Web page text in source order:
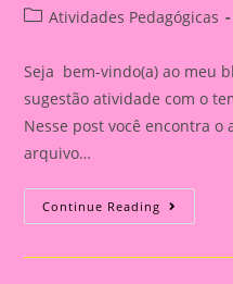
author:
PostAtividades Pedagógicas
Seja bem-vindo(a) ao meu
sugestão atividade com o
Nesse post você encontra o
arquivo…
Continue Reading Atividade
De
Com